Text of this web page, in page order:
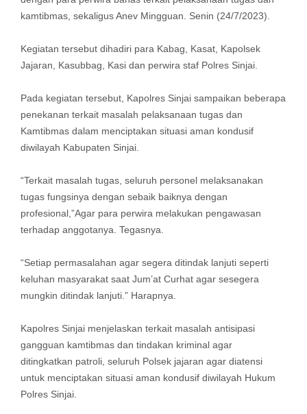
kamtibmas, sekaligus Anev Mingguan. Senin (24/7/2023).
Kegiatan tersebut dihadiri para Kabag, Kasat, Kapolsek
Jajaran, Kasubbag, Kasi dan perwira staf Polres Sinjai.
Pada kegiatan tersebut, Kapolres Sinjai sampaikan beberapa
penekanan terkait masalah pelaksanaan tugas dan
Kamtibmas dalam menciptakan situasi aman kondusif
diwilayah Kabupaten Sinjai.
“Terkait masalah tugas, seluruh personel melaksanakan
tugas fungsinya dengan sebaik baiknya dengan
profesional,”Agar para perwira melakukan pengawasan
terhadap anggotanya. Tegasnya.
“Setiap permasalahan agar segera ditindak lanjuti seperti
keluhan masyarakat saat Jum’at Curhat agar sesegera
mungkin ditindak lanjuti.” Harapnya.
Kapolres Sinjai menjelaskan terkait masalah antisipasi
gangguan kamtibmas dan tindakan kriminal agar
ditingkatkan patroli, seluruh Polsek jajaran agar diatensi
untuk menciptakan situasi aman kondusif diwilayah Hukum
Polres Sinjai.